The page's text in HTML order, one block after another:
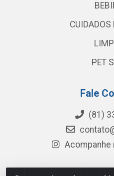
CUIDADOS
PET
Fale
(81)